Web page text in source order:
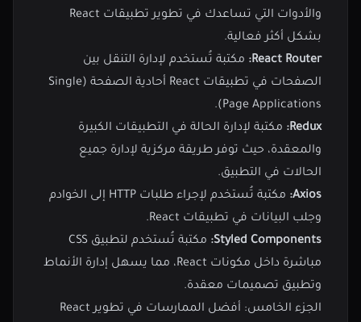
والأدوات التي تساعدك في تطوير تطبيقات React
بشكل أكثر فعالية.
React Router:
مكتبة تُستخدم لإدارة التنقل بين
الصفحات في تطبيقات React أحادية الصفحة (Single
Page Applications).
Redux:
مكتبة لإدارة الحالة في التطبيقات الكبيرة
والمعقدة، حيث توفر طريقة مركزية لإدارة جميع
الحالات في التطبيق.
Axios:
مكتبة تُستخدم لإجراء طلبات HTTP إلى الخوادم
وجلب البيانات في تطبيقات React.
Styled Components:
مكتبة تُستخدم لتطبيق CSS
مباشرة داخل مكونات React، مما يسهل إدارة الأنماط
وتطبيق تصميمات معقدة.
الجزء الخامس: أفضل الممارسات في تطوير React